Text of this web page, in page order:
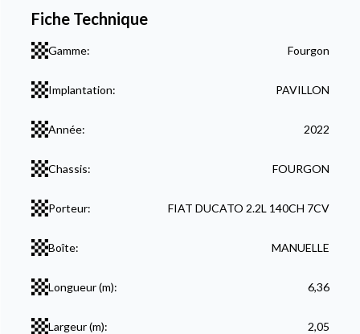
Fiche Technique
Gamme: Fourgon
Implantation: PAVILLON
Année: 2022
Chassis: FOURGON
Porteur: FIAT DUCATO 2.2L 140CH 7CV
Boîte: MANUELLE
Longueur (m): 6,36
Largeur (m): 2,05